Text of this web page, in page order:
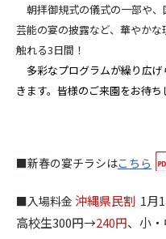
朝拝御規式の儀式の一部や
芸能の宴の披露など、華やか
触れる3日間！
多彩なプログラムが繰り広
きます。皆様のご来園をお待ち
■新春の宴チラシはこちら
■入場料金 沖縄県民割 1月
高校生300円→240円、小